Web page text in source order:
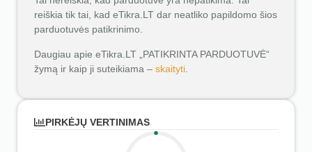
reiškia tik tai, kad eTikra.LT dar neatliko papildomo šios
parduotuvės patikrinimo.
Daugiau apie eTikra.LT „PATIKRINTA PARDUOTUVĖ“
žymą ir kaip ji suteikiama – skaityti
PIRKĖJŲ VERTINIMAS